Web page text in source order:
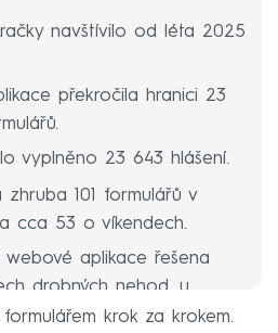
navštívilo od léta 2025
překročila hranici 23
vyplněno 23 643 hlášení.
zhruba 101 formulářů v
cca 53 o víkendech.
aplikace řešena
drobných nehod, u
být přítomna.krok za krokem.